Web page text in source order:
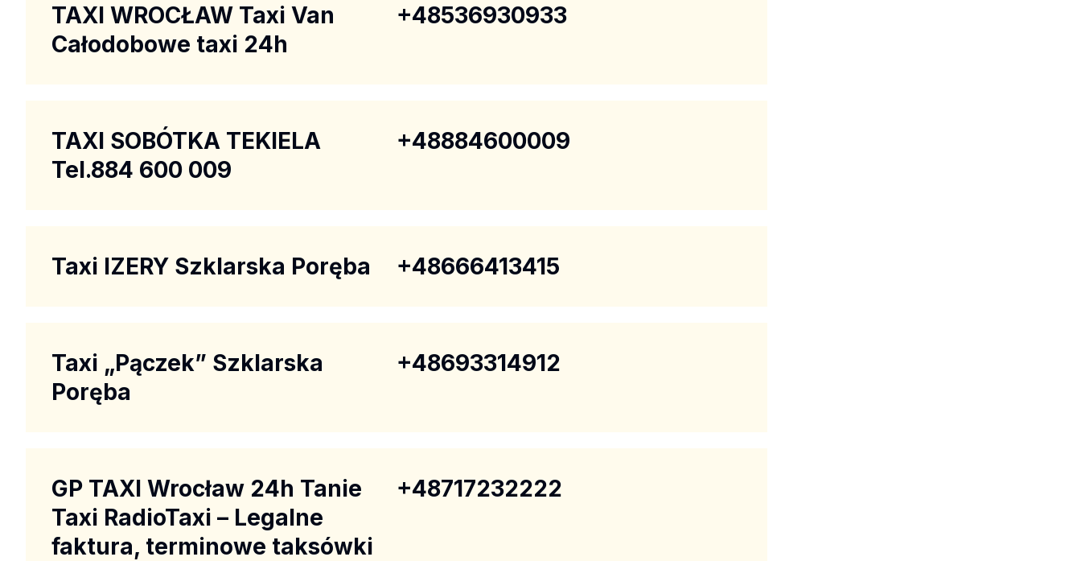
TAXI WROCŁAW Taxi Van
Całodobowe taxi 24h
+48536930933
TAXI SOBÓTKA TEKIELA
Tel.884 600 009
+48884600009
Taxi IZERY Szklarska Poręba +48666413415
Taxi „Pączek” Szklarska
Poręba
+48693314912
GP TAXI Wrocław 24h Tanie
Taxi RadioTaxi – Legalne
faktura, terminowe taksówki
+48717232222